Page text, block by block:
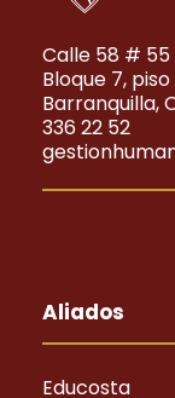
Calle 58 # 55
Bloque 7, piso
Barranquilla,
336 22 52
Aliados
Educosta